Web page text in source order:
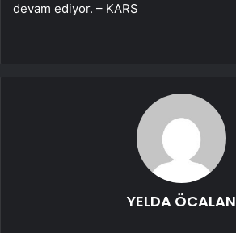
devam ediyor. – KARS
YELDA ÖCALAN